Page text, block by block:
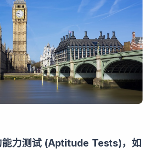
能力测试 (Aptitude Tests)，如